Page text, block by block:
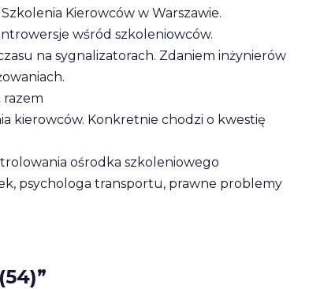
Kierowców w Warszawie.
wśród szkoleniowców.
na sygnalizatorach. Zdaniem inżynierów
razem
kierowców. Konkretnie chodzi o kwestię
ośrodka szkoleniowego
psychologa transportu, prawne problemy